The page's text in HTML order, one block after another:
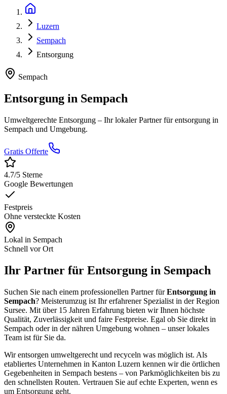
Luzern
Sempach
Entsorgung
Sempach
Entsorgung in Sempach
Umweltgerechte Entsorgung – Ihr lokaler Partner fürentsorgung in
Sempach und Umgebung.
Gratis Offerte
4.7/5 Sterne
Google Bewertungen
Festpreis
Ohne versteckte Kosten
Lokal in Sempach
Schnell vor Ort
Ihr Partner für Entsorgung in Sempach
Suchen Sie nach einem professionellen Partner fürEntsorgung in
Sempach? Meisterumzug ist Ihr erfahrener Spezialist in der Region
Sursee. Mit über 15 Jahren Erfahrung bieten wir Ihnen höchste
Qualität, Zuverlässigkeit und faire Festpreise. Egal ob Sie direkt in
Sempach oder in der nähren Umgebung wohnen – unser lokales
Team ist für Sie da.
Wir entsorgen umweltgerecht und recyceln was möglich ist. Als
etabliertes Unternehmen in Kanton Luzern kennen wir die örtlichen
Gegebenheiten in Sempach bestens – von Parkmöglichkeiten bis zu
den schnellsten Routen. Vertrauen Sie auf echte Experten, wenn es
um Entsorgung geht.